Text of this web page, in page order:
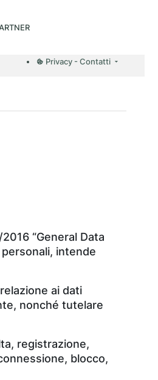
Privacy - Contatti
“General Data
intende
ai dati
nonché tutelare
registrazione,
blocco,